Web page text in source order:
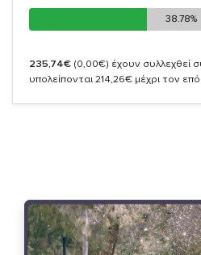
38.78%
38.78%
235,74€ (0,00€) έχουν συλλεχθεί
υπολείπονται 214,26€ μέχρι τον